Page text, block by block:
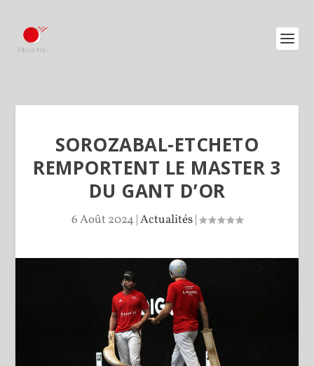
SOROZABAL-ETCHETO
REMPORTENT LE MASTER 3
DU GANT D’OR
6 Août 2024 |Actualités|